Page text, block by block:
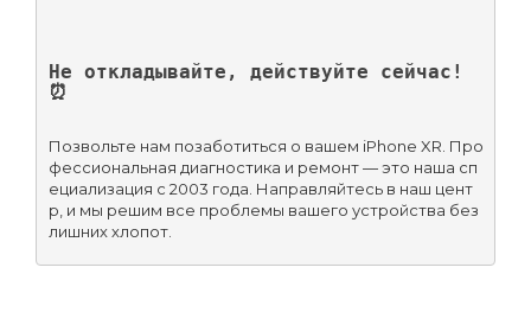
Не откладывайте, действуйте сейчас!
⏰
Позвольте нам позаботиться о вашем iPhone XR. Про
фессиональная диагностика и ремонт — это наша сп
ециализация с 2003 года. Направляйтесь в наш цент
р, и мы решим все проблемы вашего устройства без
лишних хлопот.